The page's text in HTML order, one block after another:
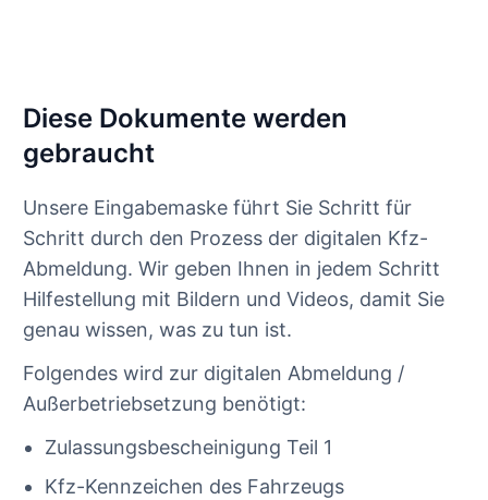
Diese Dokumente werden
gebraucht
Unsere Eingabemaske führt Sie Schritt für
Schritt durch den Prozess der digitalen Kfz-
Abmeldung. Wir geben Ihnen in jedem Schritt
Hilfestellung mit Bildern und Videos, damit Sie
genau wissen, was zu tun ist.
Folgendes wird zur digitalen Abmeldung /
Außerbetriebsetzung benötigt:
Zulassungsbescheinigung Teil 1
Kfz-Kennzeichen des Fahrzeugs